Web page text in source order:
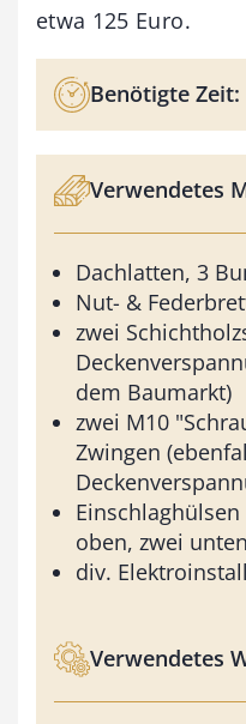
etwa 125 Euro.
Benötigte Zeit:
Verwendetes
Dachlatten, 3
Nut- &
zwei
dem Baumarkt)
zwei M10
Zwingen
Einschlaghülsen
oben, zwei
div.
Verwendetes